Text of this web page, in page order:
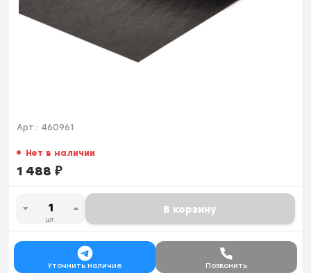
Арт.: 460961
Нет в наличии
1 488 ₽
шт.
В корзину
Уточнить наличие Позвонить